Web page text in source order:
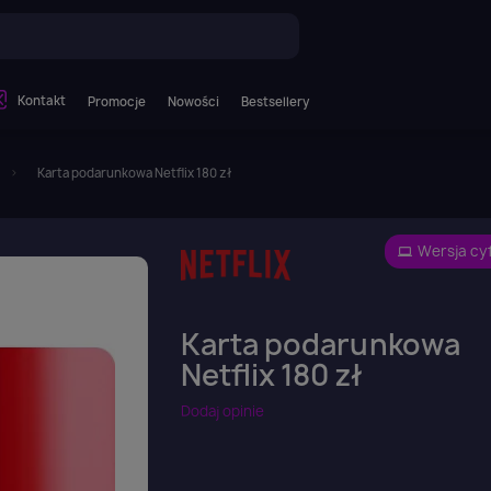
Kontakt Promocje Nowości Bestsellery
Karta podarunkowa Netflix 180 zł
Wersja
Karta podarunkowa
Netflix 180 zł
Dodaj opinie